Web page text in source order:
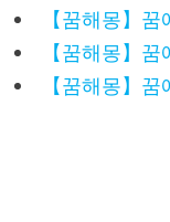
【꿈해몽】
【꿈해몽】
【꿈해몽】